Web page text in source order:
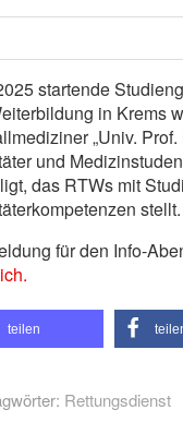
startende
in Krems
„Univ.
und
das RTWs mit
stellt.
für den Info-
teilen
Rettungsdienst